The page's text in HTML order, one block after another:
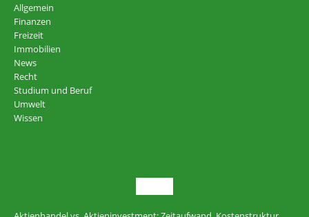
Allgemein
Finanzen
Freizeit
Immobilien
News
Recht
Studium und Beruf
Umwelt
Wissen